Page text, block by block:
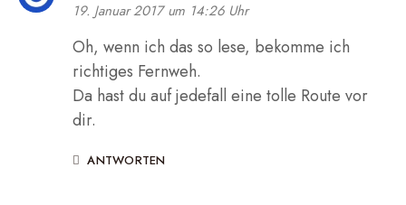
19. Januar 2017 um 14:26 Uhr
Oh, wenn ich das so lese, bekomme ich
richtiges Fernweh.
Da hast du auf jedefall eine tolle Route vor
dir.
ANTWORTEN